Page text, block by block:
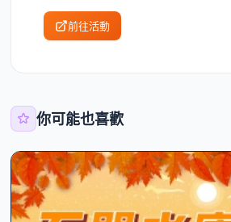
前往活動
你可能也喜歡